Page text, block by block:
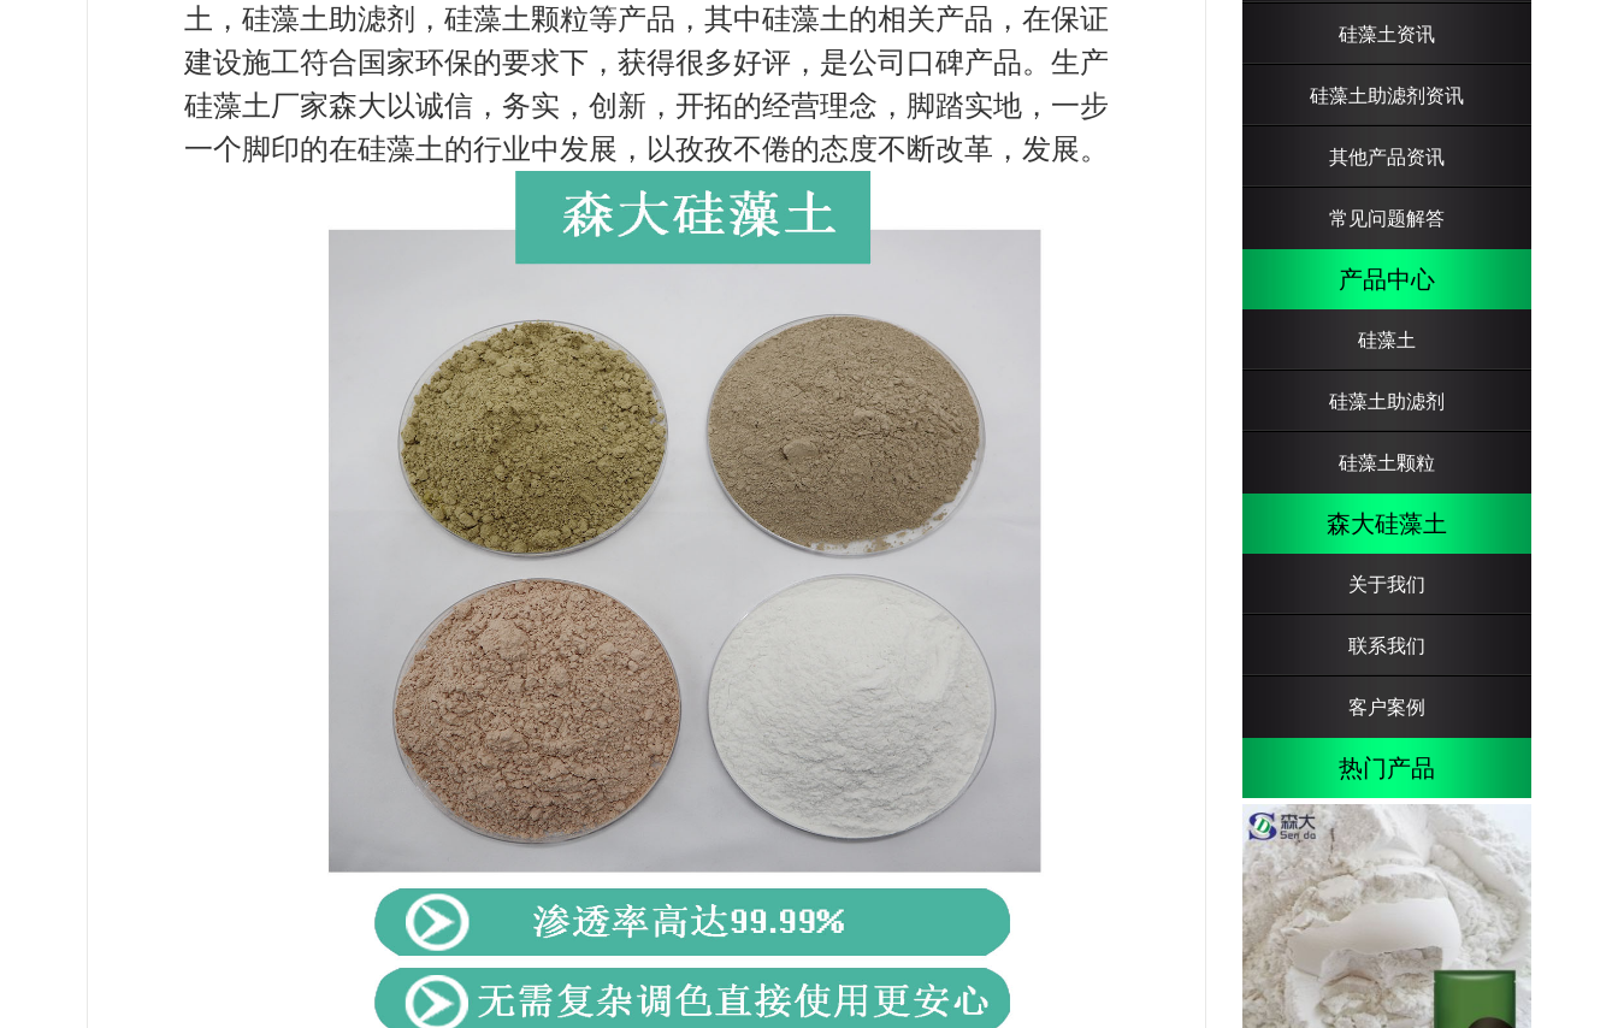
土，硅藻土助滤剂，硅藻土颗粒等产品，其中硅藻土的相关产品，在保证
建设施工符合国家环保的要求下，获得很多好评，是公司口碑产品。生产
硅藻土厂家森大以诚信，务实，创新，开拓的经营理念，脚踏实地，一步
一个脚印的在硅藻土的行业中发展，以孜孜不倦的态度不断改革，发展。
硅藻土资讯
硅藻土助滤剂资讯
其他产品资讯
常见问题解答
产品中心
硅藻土
硅藻土助滤剂
硅藻土颗粒
森大硅藻土
关于我们
联系我们
客户案例
热门产品